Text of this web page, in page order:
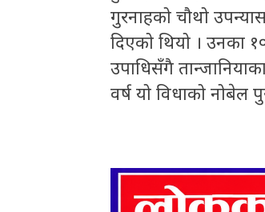
गुरनाहको चौथो
दिएको थियो । उनका
उपाधिसँगै
वर्ष यो विधाको नोबेल